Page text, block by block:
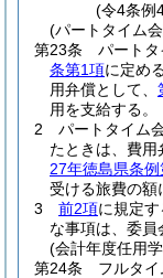
(令4条例
(パートタイム
第23条
パート
条第1項に定め
用弁償として、
用を支給する。
2
パートタイム
たときは、費用
27年徳島県条
受ける旅費の額
3
前2項に規定
な事項は、委員
(会計年度任用
第24条
フルタ